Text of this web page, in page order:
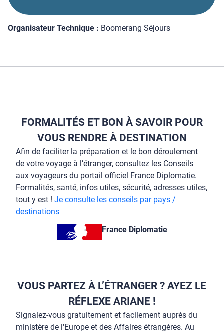
Organisateur Technique : Boomerang Séjours
FORMALITÉS ET BON À SAVOIR POUR
VOUS RENDRE À DESTINATION
Afin de faciliter la préparation et le bon déroulement
de votre voyage à l’étranger, consultez les Conseils
aux voyageurs du portail officiel France Diplomatie.
Formalités, santé, infos utiles, sécurité, adresses utiles,
tout y est ! Je consulte les conseils par pays /
destinations
France Diplomatie
VOUS PARTEZ À L’ÉTRANGER ? AYEZ LE
RÉFLEXE ARIANE !
Signalez-vous gratuitement et facilement auprès du
ministère de l'Europe et des Affaires étrangères. Au